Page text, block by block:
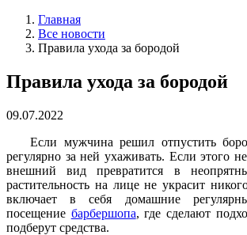
Главная
Все новости
Правила ухода за бородой
Правила ухода за бородой
09.07.2022
Если мужчина решил отпустить
регулярно за ней ухаживать. Если этого
внешний вид превратится в
растительность на лице не украсит
включает в себя домашние
посещение барбершопа, где сделают
подберут средства.